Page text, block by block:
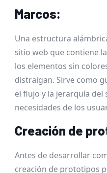
Marcos:
Una estructura
sitio web que contiene
los elementos sin
distraigan. Sirve como
el flujo y la jerarquía del
necesidades de los
Creación de
Antes de desarrollar
creación de prototipos